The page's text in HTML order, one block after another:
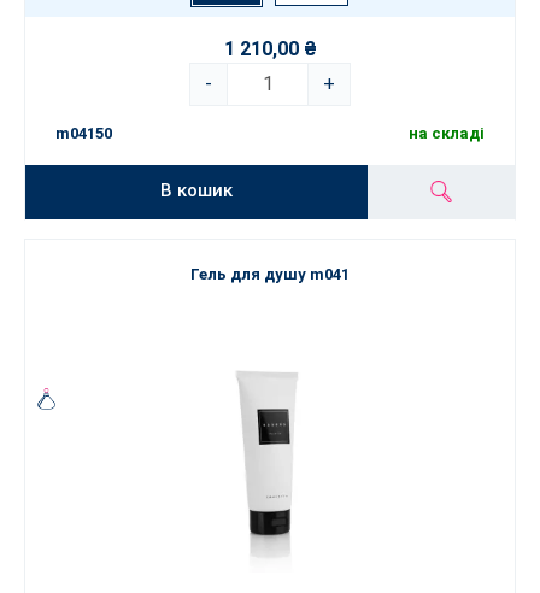
1 210,00 ₴
-
+
m04150 на складі
В кошик
Гель для душу m041